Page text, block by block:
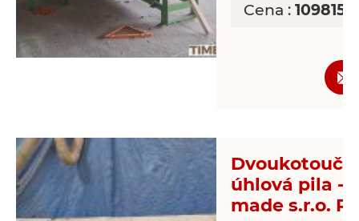
Cena :
úhlová pila -
made s.r.o.